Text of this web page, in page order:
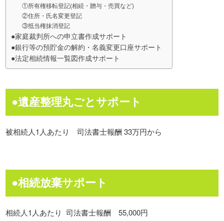
①所有権移転登記(相続・贈与・売買など)
②住所・氏名変更登記
③抵当権抹消登記
●家庭裁判所への申立書作成サポート
●銀行等の預貯金の解約・名義変更口座サポート
●法定相続情報一覧図作成サポート
●遺産整理丸ごとサポート
被相続人1人あたり 司法書士報酬 33万円から
●相続放棄サポート
相続人1人あたり 司法書士報酬 55,000円